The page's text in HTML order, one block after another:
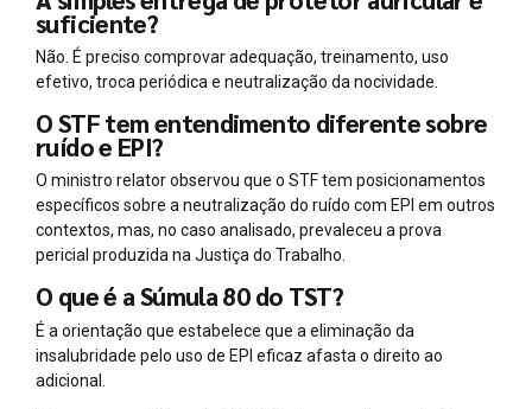
suficiente?
Não. É preciso comprovar adequação, treinamento, uso
efetivo, troca periódica e neutralização da nocividade.
O STF tem entendimento diferente sobre
ruído e EPI?
O ministro relator observou que o STF tem posicionamentos
específicos sobre a neutralização do ruído com EPI em outros
contextos, mas, no caso analisado, prevaleceu a prova
pericial produzida na Justiça do Trabalho.
O que é a Súmula 80 do TST?
É a orientação que estabelece que a eliminação da
insalubridade pelo uso de EPI eficaz afasta o direito ao
adicional.